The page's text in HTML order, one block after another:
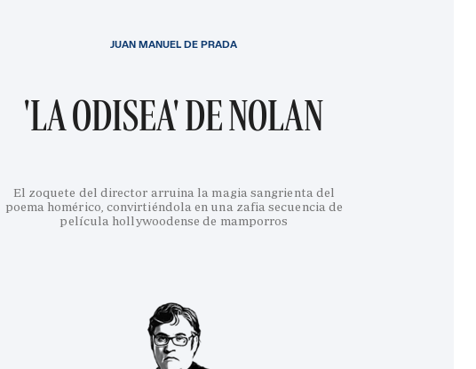
'LA ODISEA' DE NOLAN
El zoquete del director arruina la magia sangrienta del
poema homérico, convirtiéndola en una zafia secuencia de
película hollywoodense de mamporros
JUAN MANUEL DE PRADA